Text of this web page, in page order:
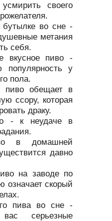
своего
во сне -
метания
себя.
вкусное пиво -
популярность у
пола.
пиво обещает в
ссору, которая
драку.
- к неудаче в
в домашней
давно
на заводе по
означает скорый
пива во сне -
серьезные